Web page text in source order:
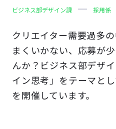
ビジネス部デザイン課 採用係
クリエイター需要過多
まくいかない、応募が
んか？ビジネス部デザ
イン思考」をテーマと
を開催しています。